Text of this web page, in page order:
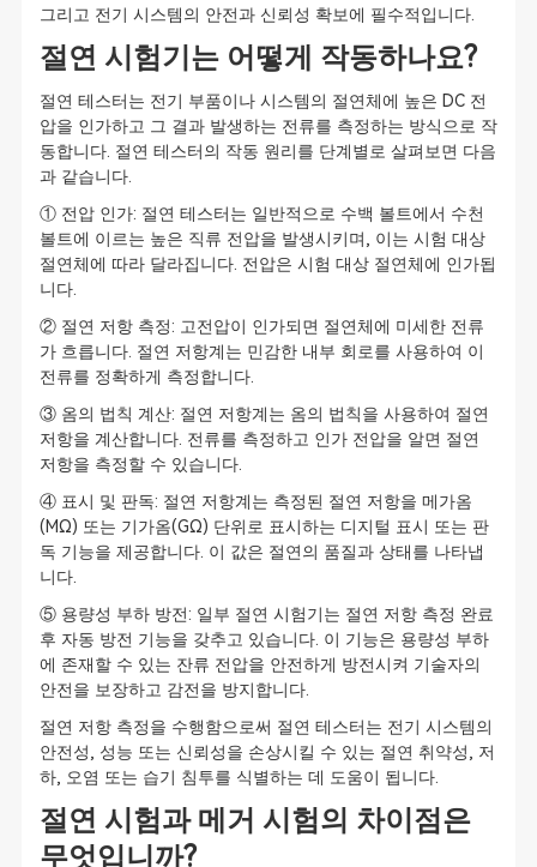
그리고 전기 시스템의 안전과 신뢰성 확보에 필수적입니다.
절연 시험기는 어떻게 작동하나요?
절연 테스터는 전기 부품이나 시스템의 절연체에 높은 DC 전
압을 인가하고 그 결과 발생하는 전류를 측정하는 방식으로 작
동합니다. 절연 테스터의 작동 원리를 단계별로 살펴보면 다음
과 같습니다.
① 전압 인가: 절연 테스터는 일반적으로 수백 볼트에서 수천
볼트에 이르는 높은 직류 전압을 발생시키며, 이는 시험 대상
절연체에 따라 달라집니다. 전압은 시험 대상 절연체에 인가됩
니다.
② 절연 저항 측정: 고전압이 인가되면 절연체에 미세한 전류
가 흐릅니다. 절연 저항계는 민감한 내부 회로를 사용하여 이
전류를 정확하게 측정합니다.
③ 옴의 법칙 계산: 절연 저항계는 옴의 법칙을 사용하여 절연
저항을 계산합니다. 전류를 측정하고 인가 전압을 알면 절연
저항을 측정할 수 있습니다.
④ 표시 및 판독: 절연 저항계는 측정된 절연 저항을 메가옴
(MΩ) 또는 기가옴(GΩ) 단위로 표시하는 디지털 표시 또는 판
독 기능을 제공합니다. 이 값은 절연의 품질과 상태를 나타냅
니다.
⑤ 용량성 부하 방전: 일부 절연 시험기는 절연 저항 측정 완료
후 자동 방전 기능을 갖추고 있습니다. 이 기능은 용량성 부하
에 존재할 수 있는 잔류 전압을 안전하게 방전시켜 기술자의
안전을 보장하고 감전을 방지합니다.
절연 저항 측정을 수행함으로써 절연 테스터는 전기 시스템의
안전성, 성능 또는 신뢰성을 손상시킬 수 있는 절연 취약성, 저
하, 오염 또는 습기 침투를 식별하는 데 도움이 됩니다.
절연 시험과 메거 시험의 차이점은
무엇입니까?